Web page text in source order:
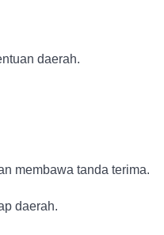
daerah.
membawa tanda terima.
daerah.